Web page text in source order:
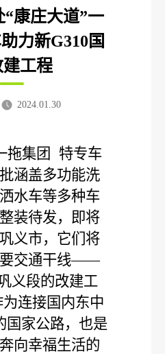
“康庄大道”一
力新G310国
建工程
2024.01.30
拖集团
特专车
涵盖多功能洗
水车等多种车
装待发，即将
义市，它们将
要交通干线——
义段的改建工
为连接国内东中
国家公路，也是
向幸福生活的